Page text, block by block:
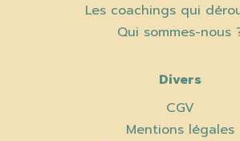
Les coachings qui
Qui sommes-nous
Divers
CGV
Mentions légales